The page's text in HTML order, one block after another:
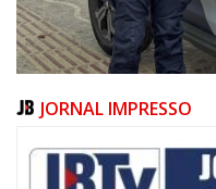
JORNAL IMPRESSO